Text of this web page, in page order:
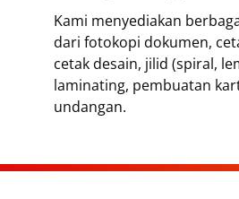
Kami menyediakan
dari fotokopi dokumen,
cetak desain, jilid (spiral,
laminating, pembuatan
undangan.